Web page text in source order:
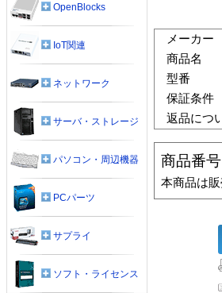
メーカー
商品名
型番
保証条件
返品につ
商品番号
本商品は
OpenBlocks
IoT関連
ネットワーク
サーバ・ストレージ
パソコン・周辺機器
PCパーツ
サプライ
ソフト・ライセンス